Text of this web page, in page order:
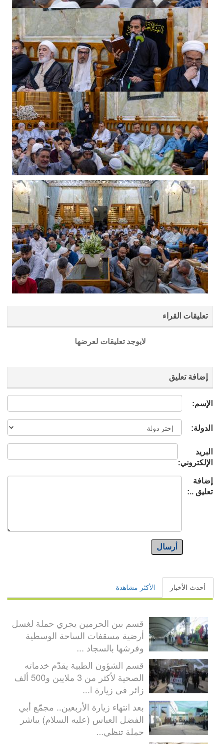
تعليقات القراء
لايوجد تعليقات لعرضها
إضافة تعليق
الإسم:
الدولة:
البريد
الإلكتروني:
إضافة
تعليق ..:
أرسال
أحدث الأخبار الأكثر مشاهدة
قسم بين الحرمين يجري حملة لغسل
أرضية مسقفات الساحة الوسطية
وفرشها بالسجاد ...
قسم الشؤون الطبية يقدّم خدماته
الصحية لأكثر من 3 ملايين و500 ألف
زائر في زيارة ا...
بعد انتهاء زيارة الأربعين.. مجمّع أبي
الفضل العباس (عليه السلام) يباشر
حملة تنظي...